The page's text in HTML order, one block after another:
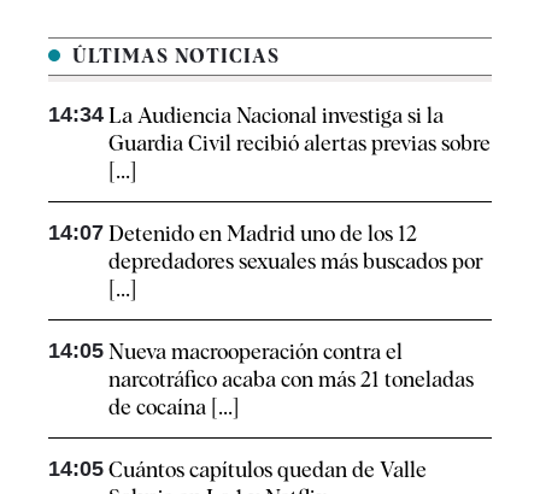
ÚLTIMAS NOTICIAS
14:34 La Audiencia Nacional investiga si la
Guardia Civil recibió alertas previas sobre
[...]
14:07 Detenido en Madrid uno de los 12
depredadores sexuales más buscados por
[...]
14:05 Nueva macrooperación contra el
narcotráfico acaba con más 21 toneladas
de cocaína [...]
14:05 Cuántos capítulos quedan de Valle